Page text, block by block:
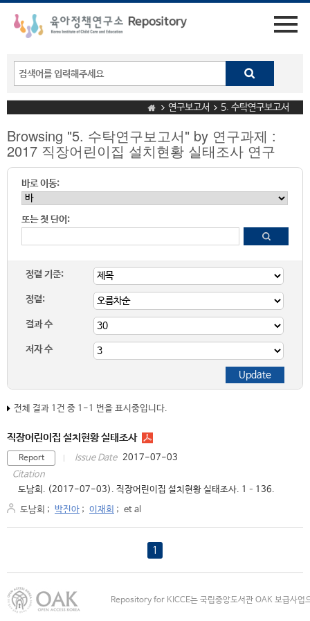
연구보고서 5. 수탁연구보고서
Browsing "5. 수탁연구보고서" by 연구과제 :
2017 직장어린이집 설치현황 실태조사 연구
바로 이동:
또는 첫 단어:
정렬 기준:
정렬:
결과 수
저자 수
전체 결과 1건 중 1-1 번을 표시중입니다.
직장어린이집 설치현황 실태조사
Report Issue Date 2017-07-03
Citation
도남희. (2017-07-03). 직장어린이집 설치현황 실태조사. 1–136.
도남희 ; 박진아 ; 이재희 ; et al
1
Repository for KICCE는 국립중앙도서관 OAK 보급사업